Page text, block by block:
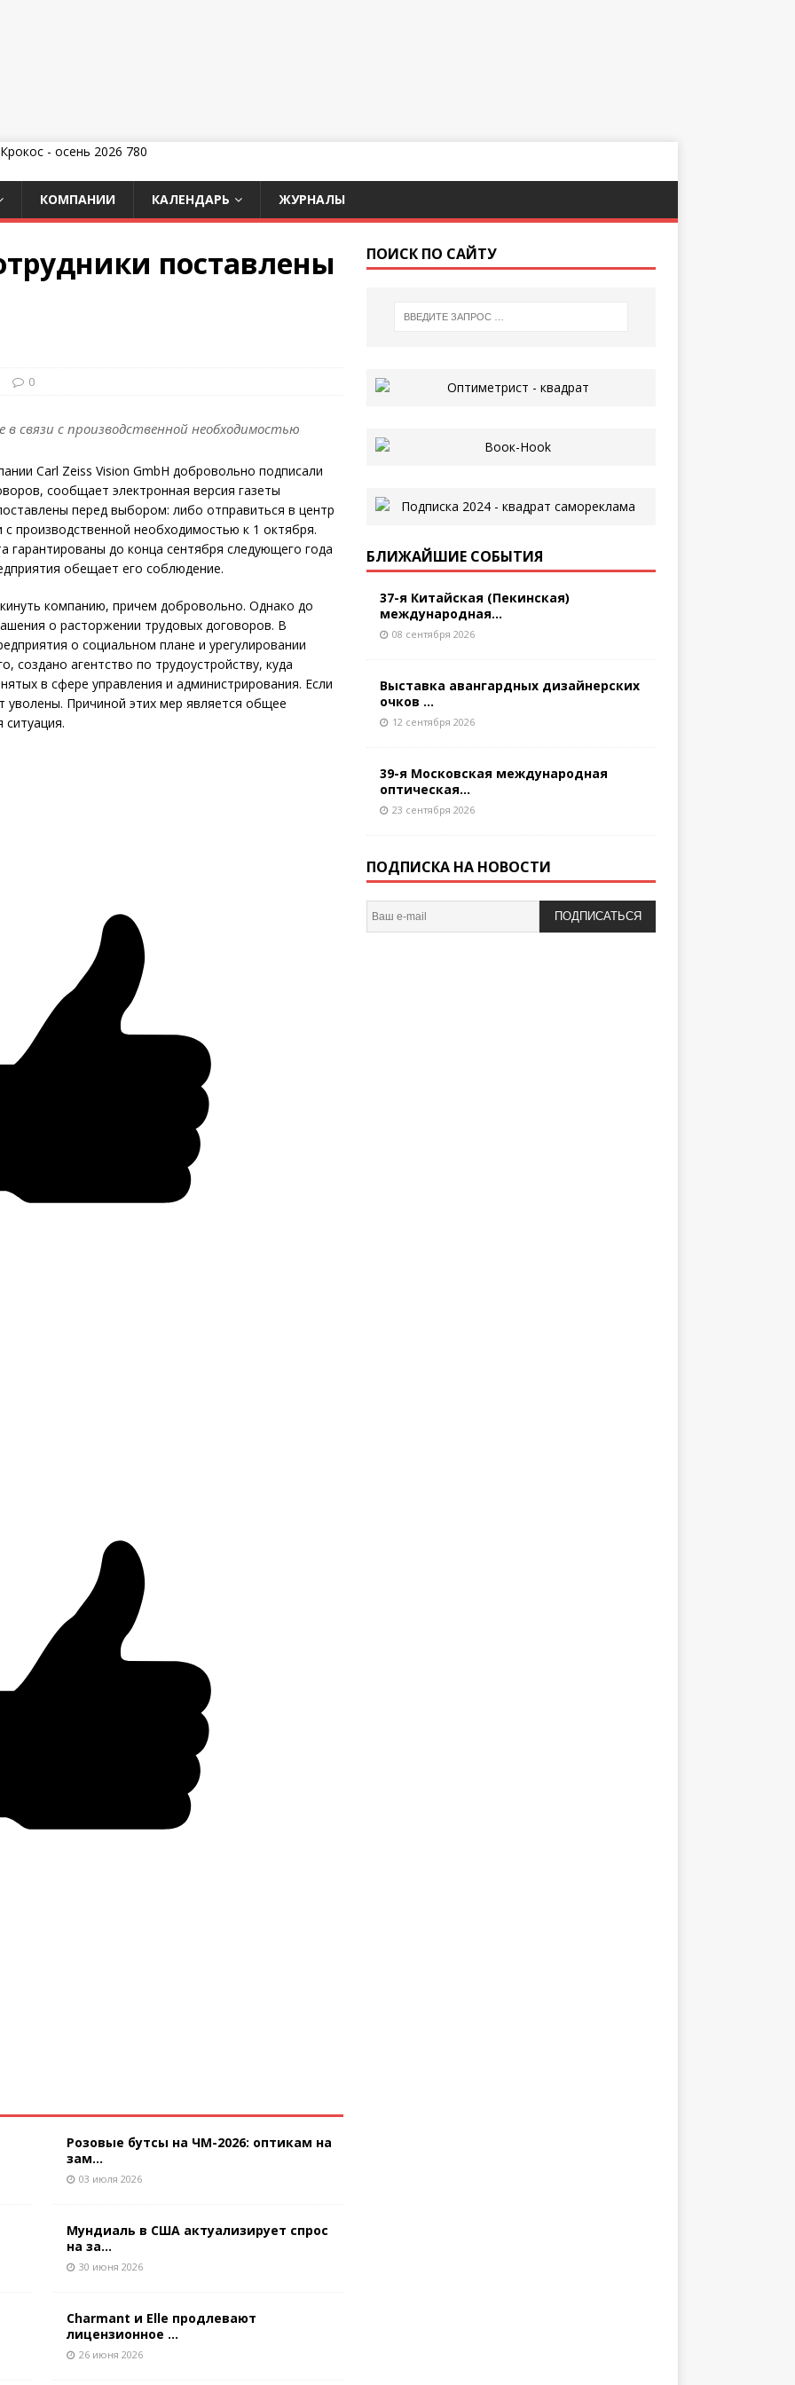
КОМПАНИИ КАЛЕНДАРЬ ЖУРНАЛЫ
поставлены
0
в связи с производственной необходимостью
Carl Zeiss Vision GmbH добровольно подписали
сообщает электронная версия газеты
перед выбором: либо отправиться в центр
производственной необходимостью к 1 октября.
гарантированы до конца сентября следующего года
обещает его соблюдение.
компанию, причем добровольно. Однако до
о расторжении трудовых договоров. В
о социальном плане и урегулировании
создано агентство по трудоустройству, куда
в сфере управления и администрирования. Если
уволены. Причиной этих мер является общее
Розовые бутсы на ЧМ-2026: оптикам на
зам...
03 июля 2026
Мундиаль в США актуализирует спрос
на за...
30 июня 2026
Charmant и Elle продлевают
лицензионное ...
26 июня 2026
ПОИСК ПО САЙТУ
БЛИЖАЙШИЕ СОБЫТИЯ
37-я Китайская (Пекинская)
международная...
08 сентября 2026
Выставка авангардных дизайнерских
очков ...
12 сентября 2026
39-я Московская международная
оптическая...
23 сентября 2026
ПОДПИСКА НА НОВОСТИ
ПОДПИСАТЬСЯ